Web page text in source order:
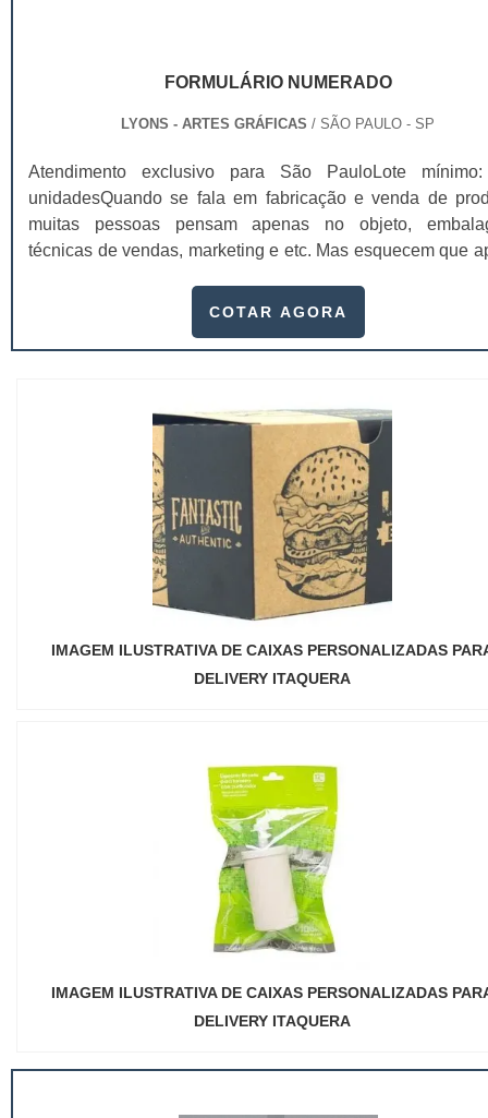
FORMULÁRIO NUMERADO
LYONS - ARTES GRÁFICAS / SÃO PAULO - SP
Atendimento exclusivo para São PauloLote
unidadesQuando se fala em fabricação e venda de
muitas pessoas pensam apenas no objeto,
técnicas de vendas, marketing e etc. Mas esquecem que
esforços podem não valer a pena. Nesse quesito, o
este item, pode promover diversos ben...
COTAR AGORA
IMAGEM ILUSTRATIVA DE CAIXAS PERSONALIZADAS
DELIVERY ITAQUERA
IMAGEM ILUSTRATIVA DE CAIXAS PERSONALIZADAS
DELIVERY ITAQUERA